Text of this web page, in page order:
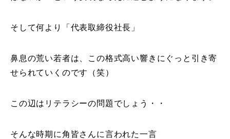
そして何より「代表取締役社長」
鼻息の荒い若者は、この格式高い響きにぐっと引き寄
せられていくのです（笑）
この辺はリテラシーの問題でしょう・・
そんな時期に角皆さんに言われた一言